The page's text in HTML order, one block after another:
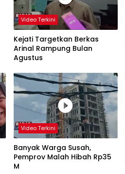
Video Terkini
Kejati Targetkan Berkas
Arinal Rampung Bulan
Agustus
Video Terkini
Banyak Warga Susah,
Pemprov Malah Hibah Rp35
M